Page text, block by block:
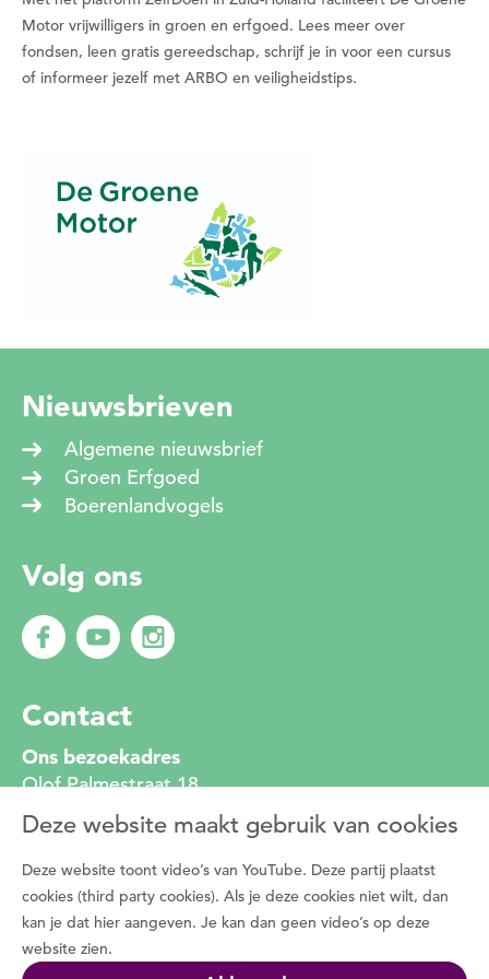
Deze website maakt gebruik van cookies
Deze website toont video’s van YouTube. Deze partij plaatst
cookies (third party cookies). Als je deze cookies niet wilt, dan
kan je dat hier aangeven. Je kan dan geen video’s op deze
website zien.
Motor vrijwilligers in groen en erfgoed. Lees meer over
fondsen, leen gratis gereedschap, schrijf je in voor een cursus
of informeer jezelf met ARBO en veiligheidstips.
Nieuwsbrieven
Algemene nieuwsbrief
Groen Erfgoed
Boerenlandvogels
Volg ons
Contact
Ons bezoekadres
Olof Palmestraat 18
2616 LR Delft
010 272 2222
info@degroenemotorzh.nl
Wat is De Groene Motor
Duizenden vrijwilligers zetten zich dagelijks in
voor de natuur, het groen in de buurt en de
Wil je nu een datum kiezen?